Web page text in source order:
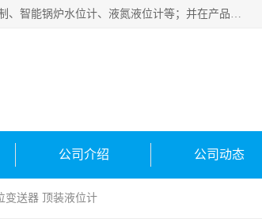
河南福瑞德仪表有限公司是生产销售电容液位计、液氨液位计、小量程液位计定制、智能锅炉水位计、液氮液位计等；并在产品开发、研制的过程中，吸取国内外仪器仪表的技术精华，建立了一支高、精、尖的科研开发队伍，使产品性能不断升级。
公司介绍 公司动态
变送器 顶装液位计